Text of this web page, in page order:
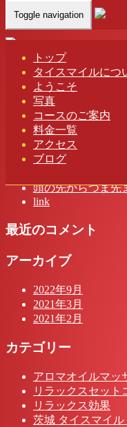
Toggle navigation
トップ
タイスマイルにつ
ようこそ
写真
コースのご案内
料金一覧
アクセス
ブログ
Home- FRE…
FREE WIFI 茨城 タイス
最近の投稿
頭の先からつま先
link
最近のコメント
アーカイブ
2022年9月
2021年3月
2021年2月
カテゴリー
アロマオイルマッ
リラックスセット
リラックス効果
茨城 タイスマイ